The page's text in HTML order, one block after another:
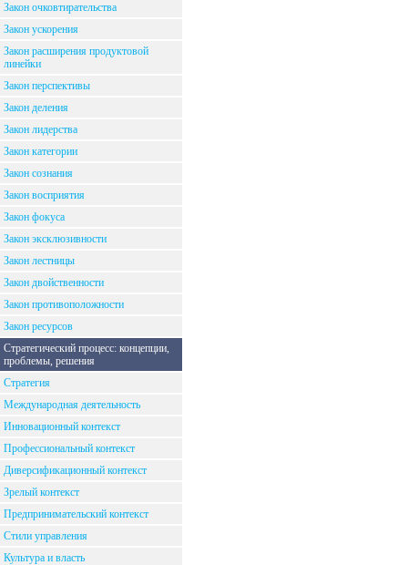
Закон очковтирательства
Закон ускорения
Закон расширения продуктовой
линейки
Закон перспективы
Закон деления
Закон лидерства
Закон категории
Закон сознания
Закон восприятия
Закон фокуса
Закон эксклюзивности
Закон лестницы
Закон двойственности
Закон противоположности
Закон ресурсов
Стратегический процесс: концепции,
проблемы, решения
Стратегия
Международная деятельность
Инновационный контекст
Профессиональный контекст
Диверсификационный контекст
Зрелый контекст
Предпринимательский контекст
Стили управления
Культура и власть